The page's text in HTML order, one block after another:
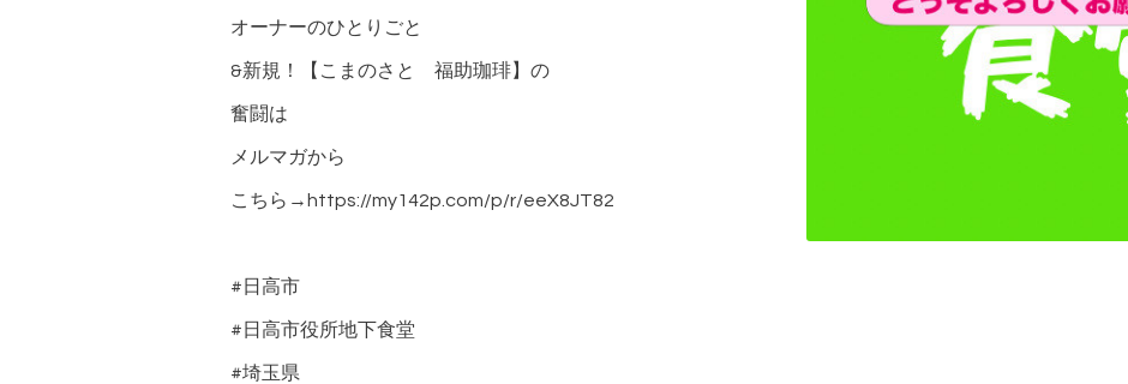
オーナーのひとりごと
&新規！【こまのさと 福助珈琲】の
奮闘は
メルマガから
こちら→https://my142p.com/p/r/eeX8JT82
#日高市
#日高市役所地下食堂
#埼玉県